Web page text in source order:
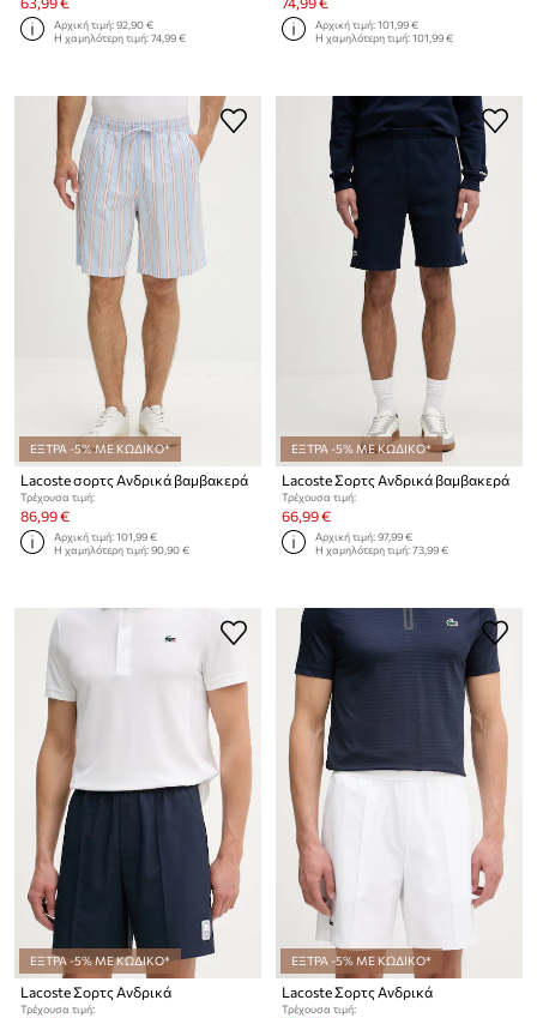
Αρχική τιμή:92,90 €
Η χαμηλότερη τιμή:74,99 €
Αρχική τιμή:101,99 €
Η χαμηλότερη τιμή:101,99 €
ΕΞΤΡΑ -5% ΜΕ ΚΩΔΙΚΟ*
Lacoste σορτς Ανδρικά βαμβακερά
Τρέχουσα τιμή:
86,99 €
Αρχική τιμή:101,99 €
Η χαμηλότερη τιμή:90,90 €
ΕΞΤΡΑ -5% ΜΕ ΚΩΔΙΚΟ*
Lacoste Σορτς Ανδρικά βαμβακερά
Τρέχουσα τιμή:
66,99 €
Αρχική τιμή:97,99 €
Η χαμηλότερη τιμή:73,99 €
ΕΞΤΡΑ -5% ΜΕ ΚΩΔΙΚΟ*
Lacoste Σορτς Ανδρικά
Τρέχουσα τιμή:
ΕΞΤΡΑ -5% ΜΕ ΚΩΔΙΚΟ*
Lacoste Σορτς Ανδρικά
Τρέχουσα τιμή: